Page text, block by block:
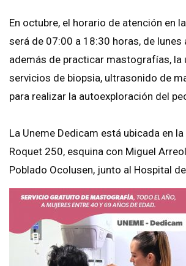
En octubre, el horario de atención en
será de 07:00 a 18:30 horas, de lunes
además de practicar mastografías, la
servicios de biopsia, ultrasonido de
para realizar la autoexploración del
La Uneme Dedicam está ubicada en
Roquet 250, esquina con Miguel
Poblado Ocolusen, junto al Hospital